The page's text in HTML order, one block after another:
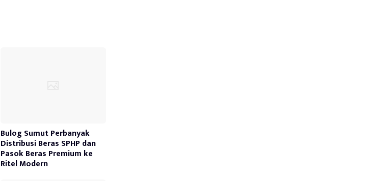
Bulog Sumut Perbanyak
Distribusi Beras SPHP dan
Pasok Beras Premium ke
Ritel Modern